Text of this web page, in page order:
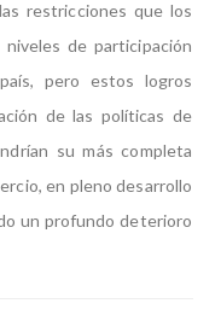
restricciones que los
niveles de participación
pero estos logros
de las políticas de
su más completa
en pleno desarrollo
un profundo deterioro